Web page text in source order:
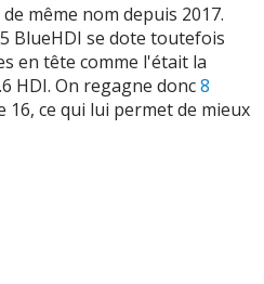
4 cyl. 1997cc /400Nm
4 cyl. 1997cc /400Nm
même nom depuis 2017.
BlueHDI se dote toutefois
en tête comme l'était la
HDI. On regagne donc8
16, ce qui lui permet de mieux